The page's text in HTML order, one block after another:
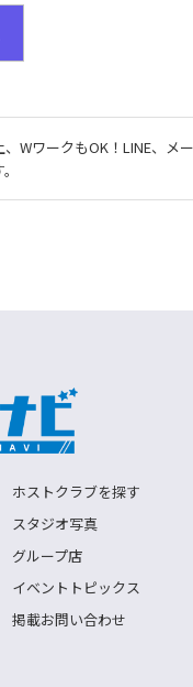
WワークもOK！LINE、メ
ホストクラブを探す
スタジオ写真
グループ店
イベントトピックス
掲載お問い合わせ